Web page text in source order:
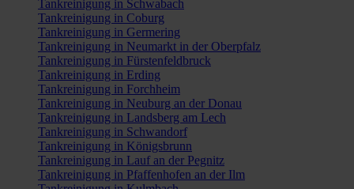
Tankreinigung in Schwabach
Tankreinigung in Coburg
Tankreinigung in Germering
Tankreinigung in Neumarkt in der Oberpfalz
Tankreinigung in Fürstenfeldbruck
Tankreinigung in Erding
Tankreinigung in Forchheim
Tankreinigung in Neuburg an der Donau
Tankreinigung in Landsberg am Lech
Tankreinigung in Schwandorf
Tankreinigung in Königsbrunn
Tankreinigung in Lauf an der Pegnitz
Tankreinigung in Pfaffenhofen an der Ilm